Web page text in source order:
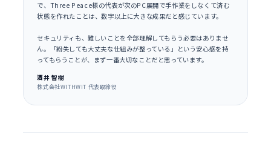
で、Three Peace様の代表が次のPC展開で手作業をしなくて済む
状態を作れたことは、数字以上に大きな成果だと感じています。
セキュリティも、難しいことを全部理解してもらう必要はありませ
ん。「紛失しても大丈夫な仕組みが整っている」という安心感を持
ってもらうことが、まず一番大切なことだと思っています。
酒井 智樹
株式会社WITHWIT 代表取締役